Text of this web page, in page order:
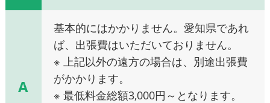
A
基本的にはかかりません。愛知県であれ
ば、出張費はいただいておりません。
※ 上記以外の遠方の場合は、別途出張費
がかかります。
※ 最低料金総額3,000円～となります。